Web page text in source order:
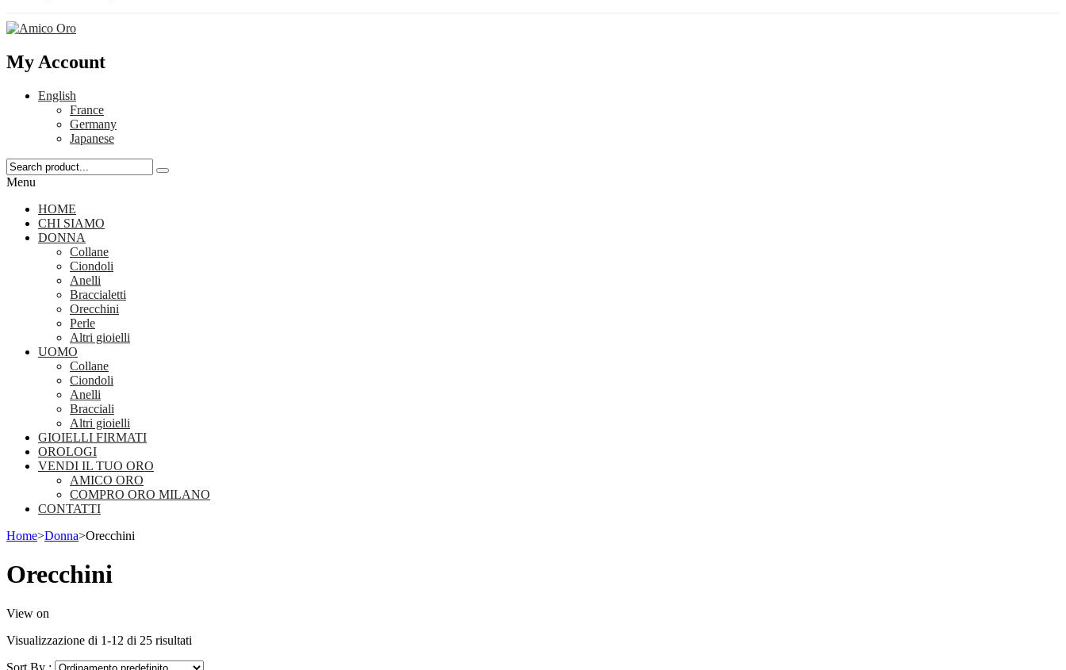
My Account
English
France
Germany
Japanese
Menu
HOME
CHI SIAMO
DONNA
Collane
Ciondoli
Anelli
Braccialetti
Orecchini
Perle
Altri gioielli
UOMO
Collane
Ciondoli
Anelli
Bracciali
Altri gioielli
GIOIELLI FIRMATI
OROLOGI
VENDI IL TUO ORO
AMICO ORO
COMPRO ORO MILANO
CONTATTI
Home>Donna>Orecchini
Orecchini
View on
Visualizzazione di 1-12 di 25 risultati
Sort By :